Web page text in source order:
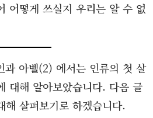
어떻게 쓰실지 우리는 알 수 없
과 아벨(2) 에서는 인류의 첫 살
대해 알아보았습니다. 다음 글
해 살펴보기로 하겠습니다.